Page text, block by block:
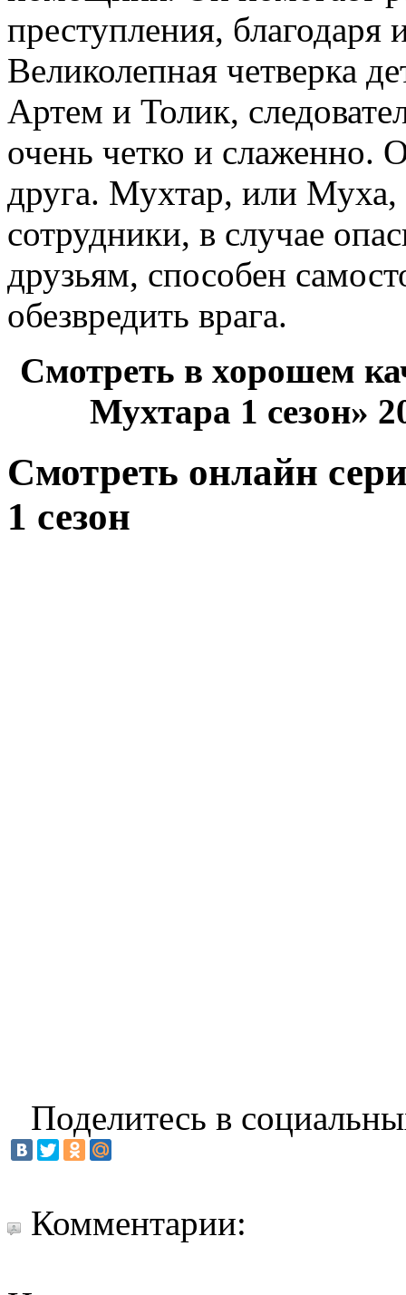
преступления,
Великолепная четверка
Артем и Толик,
очень четко и слаженно.
друга. Мухтар, или Муха,
сотрудники, в случае
друзьям, способен
обезвредить врага.
Смотреть в хорошем
Мухтара 1 сезон»
Смотреть онлайн
1 сезон
Поделитесь в
Комментарии: